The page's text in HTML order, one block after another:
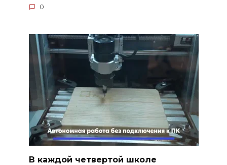
0
В каждой четвертой школе